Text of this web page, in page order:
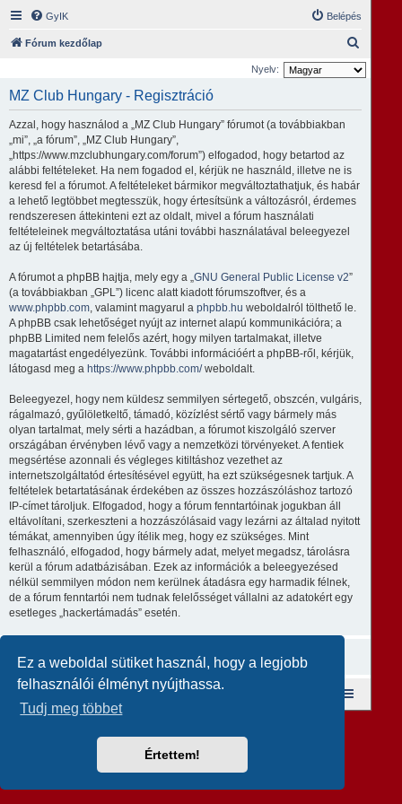
Ez a weboldal sütiket használ, hogy a legjobb
felhasználói élményt nyújthassa.
Tudj meg többet
Értettem!
GyIK Belépés
Fórum kezdőlap
e
Nyelv:
MZ Club Hungary - Regisztráció
Azzal, hogy használod a „MZ Club Hungary” fórumot (a továbbiakban
„mi”, „a fórum”, „MZ Club Hungary”,
„https://www.mzclubhungary.com/forum”) elfogadod, hogy betartod az
alábbi feltételeket. Ha nem fogadod el, kérjük ne használd, illetve ne is
keresd fel a fórumot. A feltételeket bármikor megváltoztathatjuk, és habár
a lehető legtöbbet megtesszük, hogy értesítsünk a változásról, érdemes
rendszeresen áttekinteni ezt az oldalt, mivel a fórum használati
feltételeinek megváltoztatása utáni további használatával beleegyezel
az új feltételek betartásába.
A fórumot a phpBB hajtja, mely egy a „GNU General Public License v2”
(a továbbiakban „GPL”) licenc alatt kiadott fórumszoftver, és a
www.phpbb.com, valamint magyarul a phpbb.hu weboldalról tölthető le.
A phpBB csak lehetőséget nyújt az internet alapú kommunikációra; a
phpBB Limited nem felelős azért, hogy milyen tartalmakat, illetve
magatartást engedélyezünk. További információért a phpBB-ről, kérjük,
látogasd meg a https://www.phpbb.com/weboldalt.
Beleegyezel, hogy nem küldesz semmilyen sértegető, obszcén, vulgáris,
rágalmazó, gyűlöletkeltő, támadó, közízlést sértő vagy bármely más
olyan tartalmat, mely sérti a hazádban, a fórumot kiszolgáló szerver
országában érvényben lévő vagy a nemzetközi törvényeket. A fentiek
megsértése azonnali és végleges kitiltáshoz vezethet az
internetszolgáltatód értesítésével együtt, ha ezt szükségesnek tartjuk. A
feltételek betartatásának érdekében az összes hozzászóláshoz tartozó
IP-címet tároljuk. Elfogadod, hogy a fórum fenntartóinak jogukban áll
eltávolítani, szerkeszteni a hozzászólásaid vagy lezárni az általad nyitott
témákat, amennyiben úgy ítélik meg, hogy ez szükséges. Mint
felhasználó, elfogadod, hogy bármely adat, melyet megadsz, tárolásra
kerül a fórum adatbázisában. Ezek az információk a beleegyezésed
nélkül semmilyen módon nem kerülnek átadásra egy harmadik félnek,
de a fórum fenntartói nem tudnak felelősséget vállalni az adatokért egy
esetleges „hackertámadás” esetén.
Magyar fordítás ©Magyar phpBB Közösség